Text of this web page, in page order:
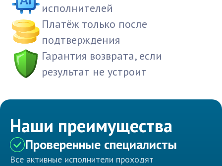
исполнителей
Платёж только после
подтверждения
Гарантия возврата, если
результат не устроит
Наши преимущества
Проверенные специалисты
Все активные исполнители проходят